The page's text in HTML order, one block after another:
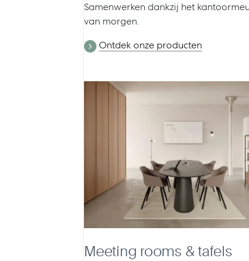
Samenwerken dankzij het
van morgen.
Ontdek onze producten
Meeting rooms & tafels